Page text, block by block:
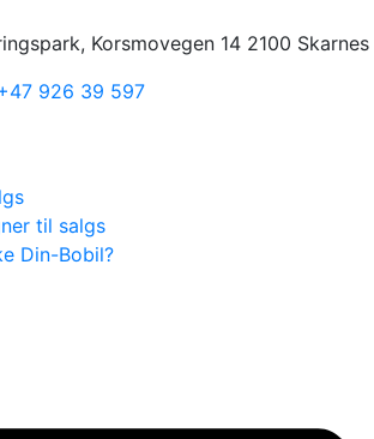
Korsmovegen 14 2100 Skarnes
926 39 597
til salgs
Din-Bobil?